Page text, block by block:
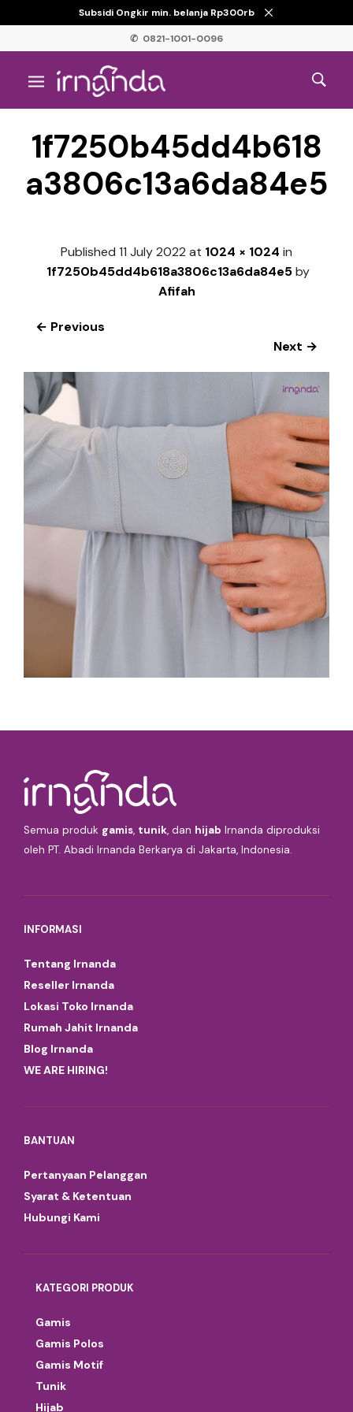
Subsidi Ongkir min. belanja Rp300rb
✆ 0821-1001-0096
1f7250b45dd4b618
a3806c13a6da84e5
Published 11 July 2022 at 1024 × 1024 in
1f7250b45dd4b618a3806c13a6da84e5by
Afifah
← Previous
Next →
Semua produk gamis, tunik, dan hijab Irnanda diproduksi
oleh PT. Abadi Irnanda Berkarya di Jakarta, Indonesia.
INFORMASI
Tentang Irnanda
Reseller Irnanda
Lokasi Toko Irnanda
Rumah Jahit Irnanda
Blog Irnanda
WE ARE HIRING!
BANTUAN
Pertanyaan Pelanggan
Syarat & Ketentuan
Hubungi Kami
KATEGORI PRODUK
Gamis
Gamis Polos
Gamis Motif
Tunik
Hijab